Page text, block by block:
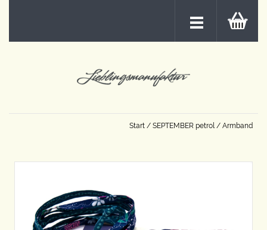
Start / SEPTEMBER petrol/ Armband